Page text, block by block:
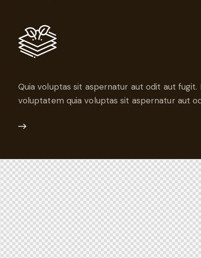
Quia voluptas sit aspernatur aut odit aut
voluptatem quia voluptas sit aspernatur aut